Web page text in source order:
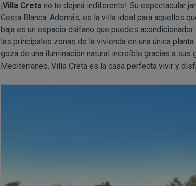
¡Villa Creta no te dejará indiferente! Su espectacular
Costa Blanca. Además, es la villa ideal para aquellos
baja es un espacio diáfano que puedes
las principales zonas de la vivienda en una única
goza de una iluminación natural increíble gracias a
Mediterráneo. Villa Creta es la casa perfecta vivir y